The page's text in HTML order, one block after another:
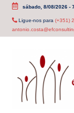
Skip
sábado, 8/08/2026-
Ligue-nos para (+351)